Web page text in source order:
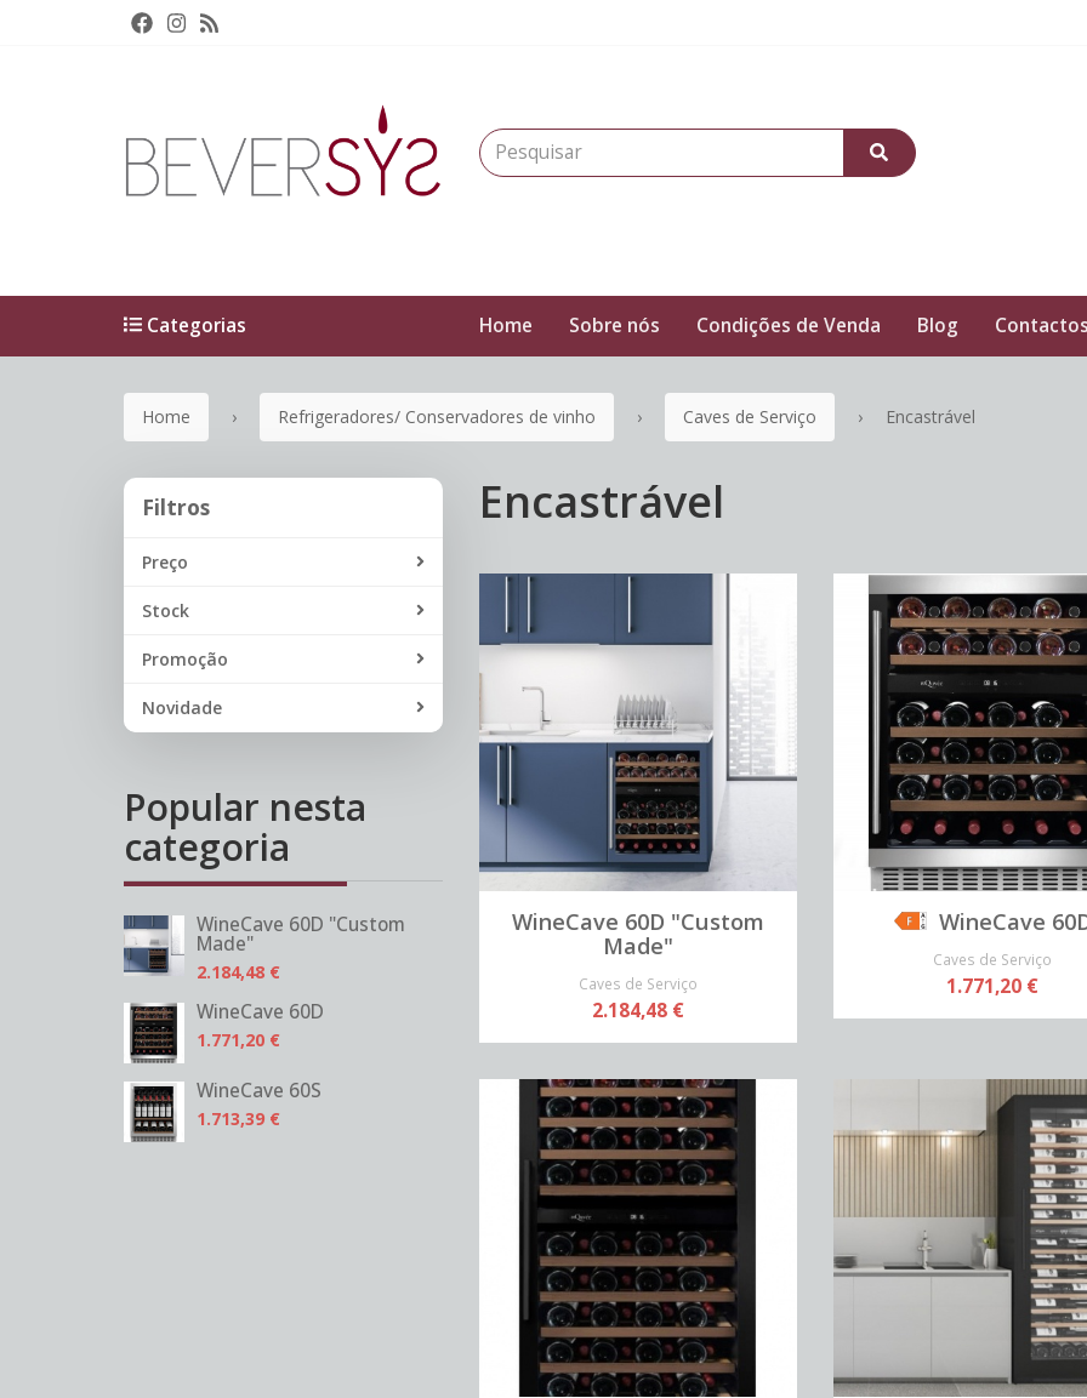
Home Sobre nós Condições de Venda Blog
Categorias
Home Refrigeradores/ Conservadores de vinho Caves de Serviço Encastrável
Filtros
Filtros
Preço
Stock
Promoção
Novidade
Popular nesta
categoria
WineCave 60D "Custom
Made"
2.184,48 €
WineCave 60D
1.771,20 €
WineCave 60S
1.713,39 €
Encastrável
WineCave 60D "Custom
Made"
Caves de Serviço
2.184,48 €
WineCave
Caves de Serviço
1.771,20 €